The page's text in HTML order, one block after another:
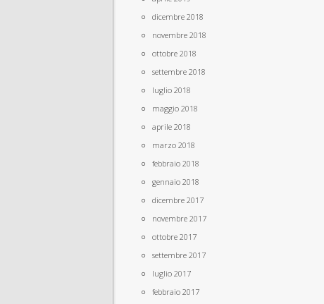
dicembre 2018
novembre 2018
ottobre 2018
settembre 2018
luglio 2018
maggio 2018
aprile 2018
marzo 2018
febbraio 2018
gennaio 2018
dicembre 2017
novembre 2017
ottobre 2017
settembre 2017
luglio 2017
febbraio 2017